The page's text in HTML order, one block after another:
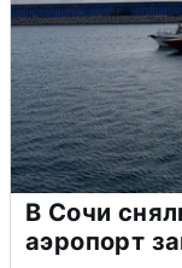
В Сочи
аэропорт